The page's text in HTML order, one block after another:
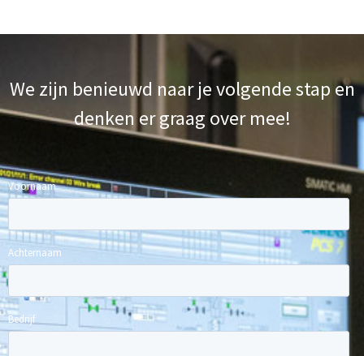
We zijn benieuwd naar je volgende stap en
denken er graag over mee!